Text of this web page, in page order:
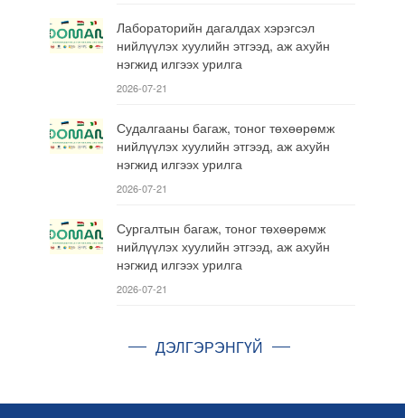
Лабораторийн дагалдах хэрэгсэл
нийлүүлэх хуулийн этгээд, аж ахуйн
нэгжид илгээх урилга
2026-07-21
Судалгааны багаж, тоног төхөөрөмж
нийлүүлэх хуулийн этгээд, аж ахуйн
нэгжид илгээх урилга
2026-07-21
Сургалтын багаж, тоног төхөөрөмж
нийлүүлэх хуулийн этгээд, аж ахуйн
нэгжид илгээх урилга
2026-07-21
ДЭЛГЭРЭНГҮЙ